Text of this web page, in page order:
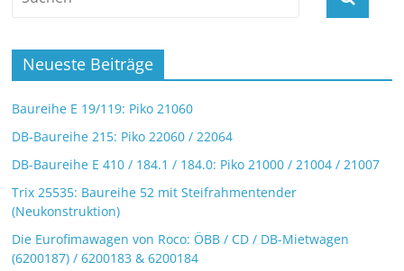
Neueste Beiträge
Baureihe E 19/119: Piko 21060
DB-Baureihe 215: Piko 22060 / 22064
DB-Baureihe E 410 / 184.1 / 184.0: Piko 21000 / 21004 / 21007
Trix 25535: Baureihe 52 mit Steifrahmentender
(Neukonstruktion)
Die Eurofimawagen von Roco: ÖBB / CD / DB-Mietwagen
(6200187) / 6200183 & 6200184